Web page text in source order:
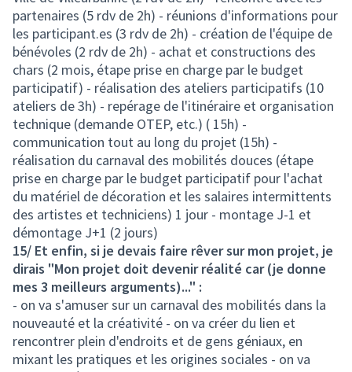
partenaires (5 rdv de 2h) - réunions d'informations pour
les participant.es (3 rdv de 2h) - création de l'équipe de
bénévoles (2 rdv de 2h) - achat et constructions des
chars (2 mois, étape prise en charge par le budget
participatif) - réalisation des ateliers participatifs (10
ateliers de 3h) - repérage de l'itinéraire et organisation
technique (demande OTEP, etc.) ( 15h) -
communication tout au long du projet (15h) -
réalisation du carnaval des mobilités douces (étape
prise en charge par le budget participatif pour l'achat
du matériel de décoration et les salaires intermittents
des artistes et techniciens) 1 jour - montage J-1 et
démontage J+1 (2 jours)
15/ Et enfin, si je devais faire rêver sur mon projet, je
dirais "Mon projet doit devenir réalité car (je donne
mes 3 meilleurs arguments)..." :
- on va s'amuser sur un carnaval des mobilités dans la
nouveauté et la créativité - on va créer du lien et
rencontrer plein d'endroits et de gens géniaux, en
mixant les pratiques et les origines sociales - on va